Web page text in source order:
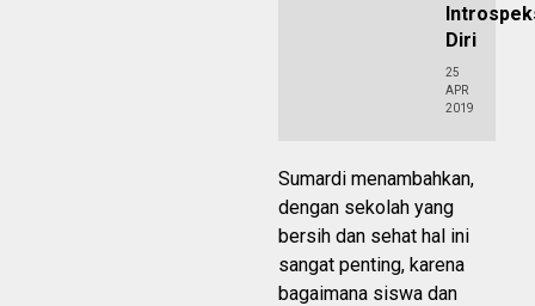
Diri
25
APR
2019
Sumardi menambahkan,
dengan sekolah yang
bersih dan sehat hal ini
sangat penting, karena
bagaimana siswa dan